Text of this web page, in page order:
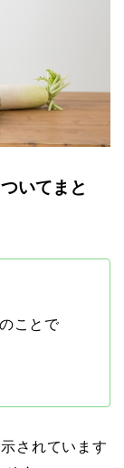
いてまと
ことで
されています